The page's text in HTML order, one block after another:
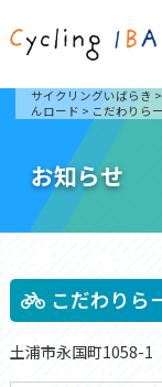
サイクリングいばらき >
んロード > こだわりら
お知らせ
こだわりら
土浦市永国町1058-1